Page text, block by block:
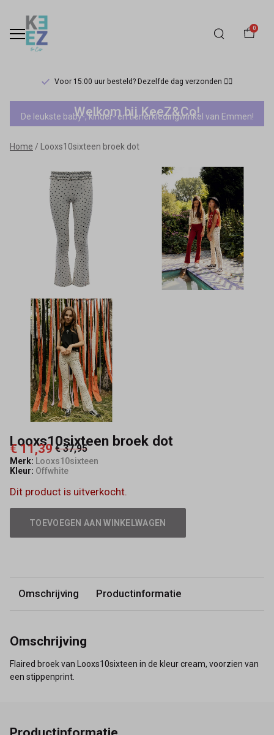
0
Voor 15:00 uur besteld? Dezelfde dag verzonden 🏃‍♀️
Looxs10sixteen
broek
dot
Keez&Co
Welkom bij KeeZ&Co!
De leukste baby-, kinder- en tienerkledingwinkel van Emmen!
Home Looxs10sixteen broek dot
Looxs10sixteen broek dot
€ 11,39 € 37,95
Merk: Looxs10sixteen
Kleur: Offwhite
Dit product is uitverkocht.
TOEVOEGEN AAN WINKELWAGEN
Omschrijving Productinformatie
Omschrijving
Flaired broek van Looxs10sixteen in de kleur cream, voorzien van
een stippenprint.